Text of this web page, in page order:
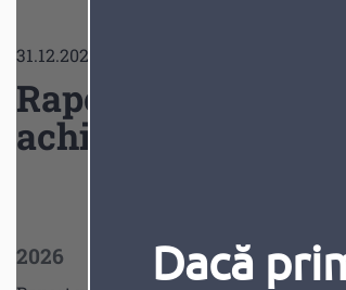
Dacă
31.12.2025
Raport privind
achiziţii publice
2026